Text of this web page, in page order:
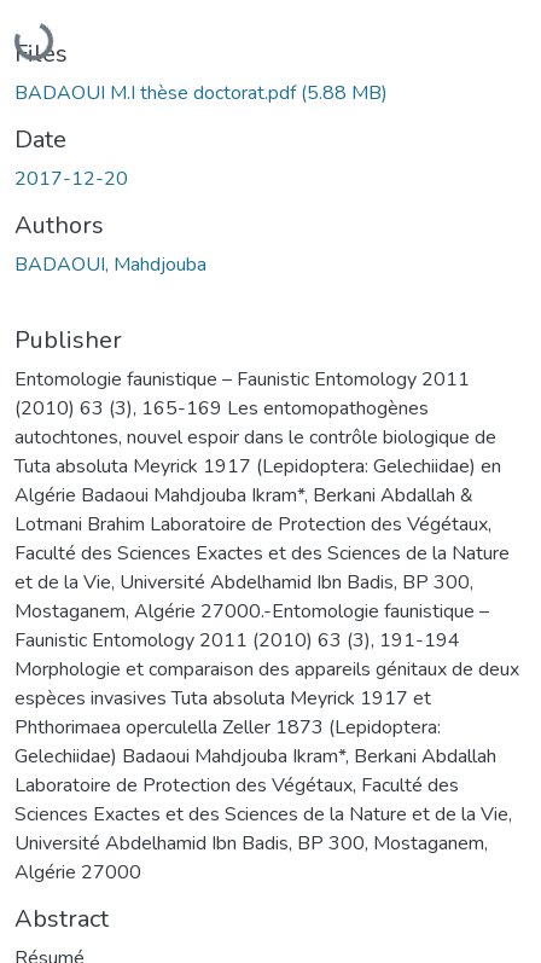
Loading...
Files
BADAOUI M.I thèse doctorat.pdf(5.88 MB)
Date
2017-12-20
Authors
BADAOUI, Mahdjouba
Publisher
Entomologie faunistique – Faunistic Entomology 2011
(2010) 63 (3), 165-169 Les entomopathogènes
autochtones, nouvel espoir dans le contrôle biologique de
Tuta absoluta Meyrick 1917 (Lepidoptera: Gelechiidae) en
Algérie Badaoui Mahdjouba Ikram*, Berkani Abdallah &
Lotmani Brahim Laboratoire de Protection des Végétaux,
Faculté des Sciences Exactes et des Sciences de la Nature
et de la Vie, Université Abdelhamid Ibn Badis, BP 300,
Mostaganem, Algérie 27000.-Entomologie faunistique –
Faunistic Entomology 2011 (2010) 63 (3), 191-194
Morphologie et comparaison des appareils génitaux de deux
espèces invasives Tuta absoluta Meyrick 1917 et
Phthorimaea operculella Zeller 1873 (Lepidoptera:
Gelechiidae) Badaoui Mahdjouba Ikram*, Berkani Abdallah
Laboratoire de Protection des Végétaux, Faculté des
Sciences Exactes et des Sciences de la Nature et de la Vie,
Université Abdelhamid Ibn Badis, BP 300, Mostaganem,
Algérie 27000
Abstract